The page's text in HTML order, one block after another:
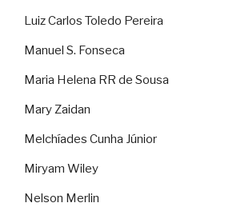
Luiz Carlos Toledo Pereira
Manuel S. Fonseca
Maria Helena RR de Sousa
Mary Zaidan
Melchíades Cunha Júnior
Miryam Wiley
Nelson Merlin